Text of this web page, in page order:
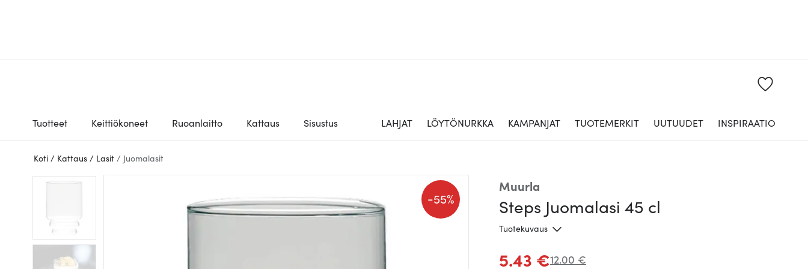
Tuotteet Keittiökoneet Ruoanlaitto Kattaus Sisustus LAHJAT LÖYTÖNURKKA KAMPANJAT TUOTEMERKIT UUTUUDET INSPIRAATIO
Koti / Kattaus / Lasit / Juomalasit
Muurla
Steps Juomalasi 45 cl
Tuotekuvaus
-55%
5.43 €12.00 €